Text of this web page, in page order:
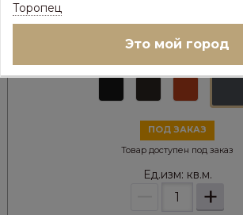
Цена с максимальной скидкой, Псков:
Цвет металла:
ПОД ЗАКАЗ
Товар доступен под заказ
Ед.изм: кв.м.
+
Торопец
Это мой город